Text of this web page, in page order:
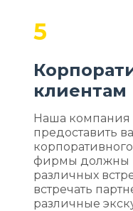
5
клиентам
Наша компания
предоставить
фирмы должны
различных
встречать
различные